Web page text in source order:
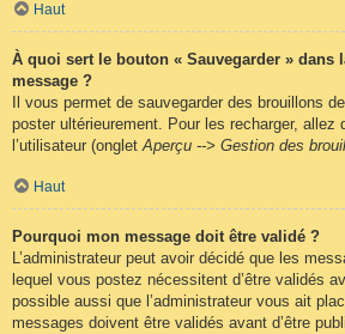
Haut
À quoi sert le bouton « Sauvegarder » dans
message ?
Il vous permet de sauvegarder des brouillons
poster ultérieurement. Pour les recharger, allez
l’utilisateur (ongletAperçu --> Gestion des
Haut
Pourquoi mon message doit être validé ?
L’administrateur peut avoir décidé que les
lequel vous postez nécessitent d’être validés
possible aussi que l’administrateur vous ait
messages doivent être validés avant d’être